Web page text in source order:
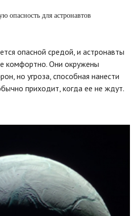
опасность для астронавтов
опасной средой, и астронавты
комфортно. Они окружены
но угроза, способная нанести
приходит, когда ее не ждут.